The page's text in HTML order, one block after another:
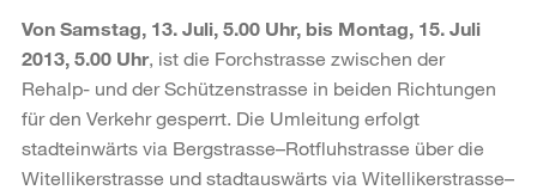
Von Samstag, 13. Juli, 5.00 Uhr, bis Montag, 15. Juli
2013, 5.00 Uhr, ist die Forchstrasse zwischen der
Rehalp- und der Schützenstrasse in beiden Richtungen
für den Verkehr gesperrt. Die Umleitung erfolgt
stadteinwärts via Bergstrasse–Rotfluhstrasse über die
Witellikerstrasse und stadtauswärts via Witellikerstrasse–